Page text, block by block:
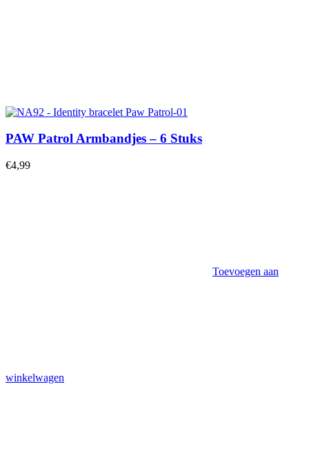
PAW Patrol Armbandjes – 6 Stuks
€4,99
Toevoegen aan
winkelwagen